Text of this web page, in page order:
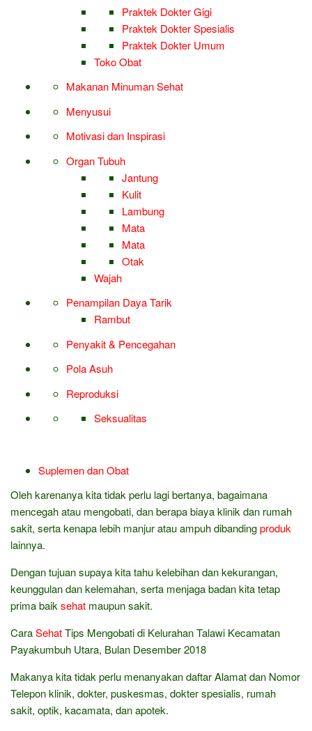
Praktek Dokter Gigi
Praktek Dokter Spesialis
Praktek Dokter Umum
Toko Obat
Makanan Minuman Sehat
Menyusui
Motivasi dan Inspirasi
Organ Tubuh
Jantung
Kulit
Lambung
Mata
Mata
Otak
Wajah
Penampilan Daya Tarik
Rambut
Penyakit & Pencegahan
Pola Asuh
Reproduksi
Seksualitas
Suplemen dan Obat
Oleh karenanya kita tidak perlu lagi bertanya, bagaimana
mencegah atau mengobati, dan berapa biaya klinik dan rumah
sakit, serta kenapa lebih manjur atau ampuh dibandingproduk
lainnya.
Dengan tujuan supaya kita tahu kelebihan dan kekurangan,
keunggulan dan kelemahan, serta menjaga badan kita tetap
prima baik sehat maupun sakit.
CaraSehatTips Mengobati di Kelurahan Talawi Kecamatan
Payakumbuh Utara, Bulan Desember 2018
Makanya kita tidak perlu menanyakan daftar Alamat dan Nomor
Telepon klinik, dokter, puskesmas, dokter spesialis, rumah
sakit, optik, kacamata, dan apotek.